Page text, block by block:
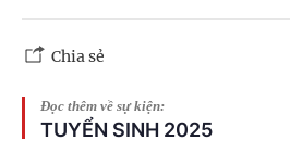
Chia sẻ
Đọc thêm về sự kiện:
TUYỂN SINH 2025